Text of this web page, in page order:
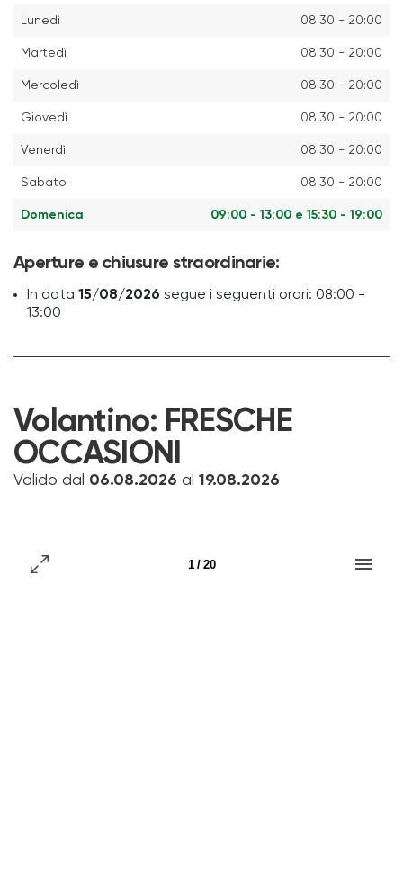
Lunedì 08:30 - 20:00
Martedì 08:30 - 20:00
Mercoledì 08:30 - 20:00
Giovedì 08:30 - 20:00
Venerdì 08:30 - 20:00
Sabato 08:30 - 20:00
Domenica 09:00 - 13:00 e 15:30 - 19:00
Aperture e chiusure straordinarie:
In data 15/08/2026 segue i seguenti orari: 08:00 -
13:00
Volantino: FRESCHE
OCCASIONI
Valido dal 06.08.2026 al 19.08.2026